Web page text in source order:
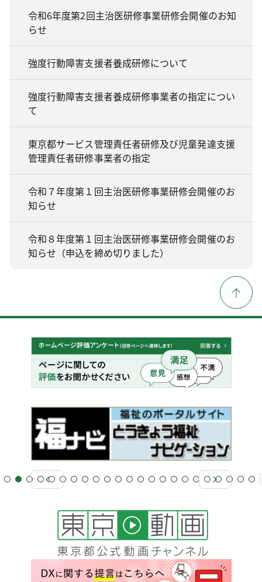
令和6年度第2回主治医研修事業研修会開催のお知
らせ
強度行動障害支援者養成研修について
強度行動障害支援者養成研修事業者の指定につい
て
東京都サービス管理責任者研修及び児童発達支援
管理責任者研修事業者の指定
令和７年度第１回主治医研修事業研修会開催のお
知らせ
令和８年度第１回主治医研修事業研修会開催のお
知らせ（申込を締め切りました）